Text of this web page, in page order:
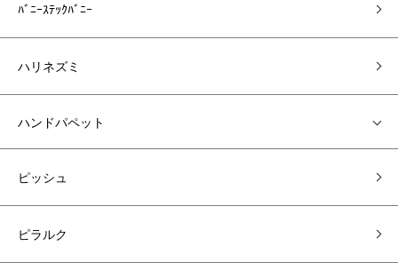
ﾊﾞﾆｰｽﾃｯｸﾊﾞﾆｰ
ハリネズミ
ハンドパペット
ピッシュ
ピラルク